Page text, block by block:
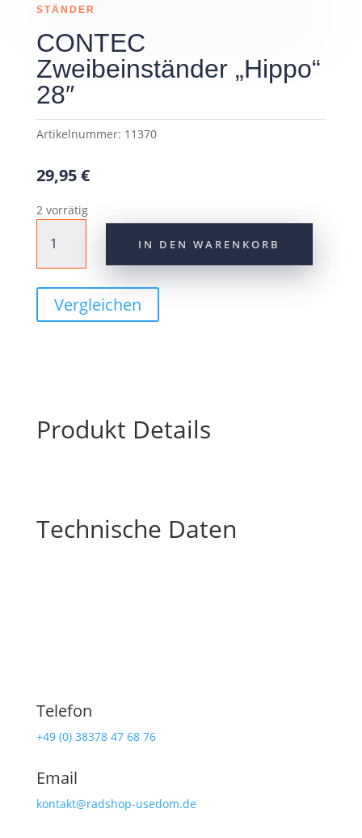
STÄNDER
CONTEC
Zweibeinständer „Hippo“
28″
Artikelnummer: 11370
29,95€
2 vorrätig
Zweibeinständer
"Hippo"
Menge
IN DEN WARENKORB
Vergleichen
Produkt Details
Technische Daten
Telefon
+49 (0) 38378 47 68 76
Email
kontakt@radshop-usedom.de